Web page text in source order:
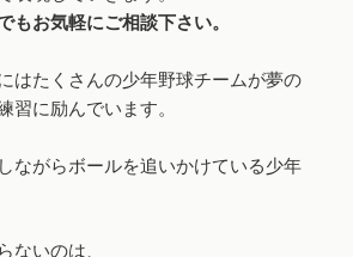
もお気軽にご相談下さい。
はたくさんの少年野球チームが夢の
習に励んでいます。
ながらボールを追いかけている少年
ないのは、